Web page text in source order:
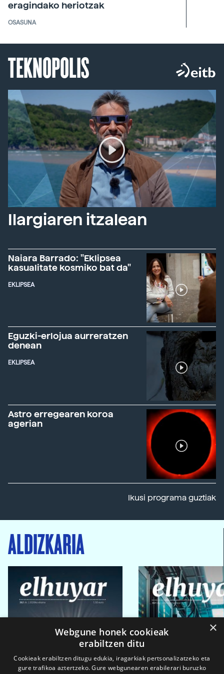
eragindako heriotzak
OSASUNA
TEKNOPOLIS
Ilargiaren itzalean
Naiara Barrado: "Eklipsea
kasualitate kosmiko bat da"
EKLIPSEA
Eguzki-erlojua aurreratzen
denean
EKLIPSEA
Astro erregearen koroa
agerian
Ikusi programa guztiak
ALDIZKARIA
×
Webgune honek cookieak
erabiltzen ditu
Cookieak erabiltzen ditugu edukia, iragarkiak pertsonalizatzeko eta
gure trafikoa aztertzeko. Gure webgunearen erabilerari buruzko